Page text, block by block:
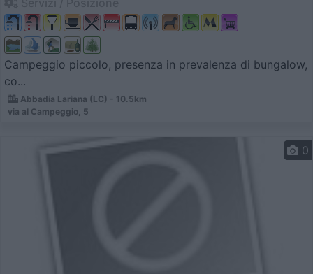
Campeggio piccolo, presenza in prevalenza di bungalow,
co...
Abbadia Lariana (LC) - 10.5km
via al Campeggio, 5
0